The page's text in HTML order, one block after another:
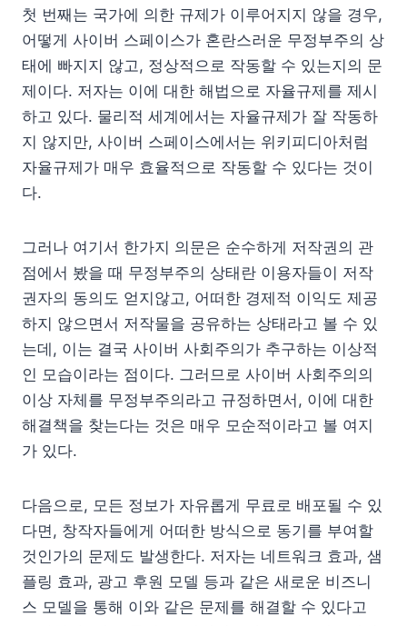
첫 번째는 국가에 의한 규제가 이루어지지 않을 경우,
어떻게 사이버 스페이스가 혼란스러운 무정부주의 상
태에 빠지지 않고, 정상적으로 작동할 수 있는지의 문
제이다. 저자는 이에 대한 해법으로 자율규제를 제시
하고 있다. 물리적 세계에서는 자율규제가 잘 작동하
지 않지만, 사이버 스페이스에서는 위키피디아처럼
자율규제가 매우 효율적으로 작동할 수 있다는 것이
다.
그러나 여기서 한가지 의문은 순수하게 저작권의 관
점에서 봤을 때 무정부주의 상태란 이용자들이 저작
권자의 동의도 얻지않고, 어떠한 경제적 이익도 제공
하지 않으면서 저작물을 공유하는 상태라고 볼 수 있
는데, 이는 결국 사이버 사회주의가 추구하는 이상적
인 모습이라는 점이다. 그러므로 사이버 사회주의의
이상 자체를 무정부주의라고 규정하면서, 이에 대한
해결책을 찾는다는 것은 매우 모순적이라고 볼 여지
가 있다.
다음으로, 모든 정보가 자유롭게 무료로 배포될 수 있
다면, 창작자들에게 어떠한 방식으로 동기를 부여할
것인가의 문제도 발생한다. 저자는 네트워크 효과, 샘
플링 효과, 광고 후원 모델 등과 같은 새로운 비즈니
스 모델을 통해 이와 같은 문제를 해결할 수 있다고